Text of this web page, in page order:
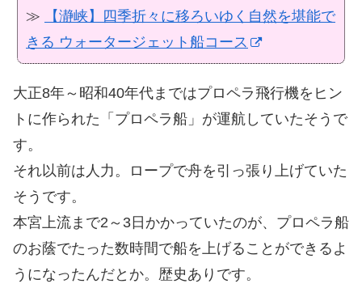
≫
【瀞峡】四季折々に移ろいゆく自然を堪能で
きる ウォータージェット船コース
大正8年～昭和40年代まではプロペラ飛行機をヒン
トに作られた「プロペラ船」が運航していたそうで
す。
それ以前は人力。ロープで舟を引っ張り上げていた
そうです。
本宮上流まで2～3日かかっていたのが、プロペラ船
のお蔭でたった数時間で船を上げることができるよ
うになったんだとか。歴史ありです。